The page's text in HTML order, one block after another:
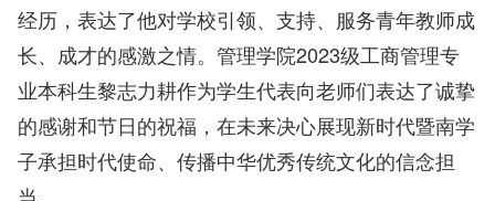
经历，表达了他对学校引领、支持、服务青年教师成
长、成才的感激之情。管理学院2023级工商管理专
业本科生黎志力耕作为学生代表向老师们表达了诚挚
的感谢和节日的祝福，在未来决心展现新时代暨南学
子承担时代使命、传播中华优秀传统文化的信念担